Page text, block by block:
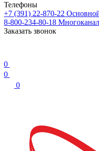
Телефоны
+7 (391) 22-870-22
8-800-234-80-18
Заказать звонок
0
0
0